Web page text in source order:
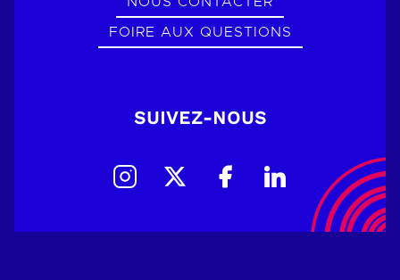
FOIRE AUX QUESTIONS
SUIVEZ-NOUS